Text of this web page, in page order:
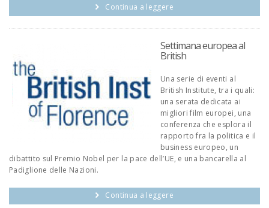
Continua a leggere
Settimana europea al
British
Una serie di eventi al
British Institute, tra i quali:
una serata dedicata ai
migliori film europei, una
conferenza che esplora il
rapporto fra la politica e il
business europeo, un
dibattito sul Premio Nobel per la pace dell’UE, e una bancarella al
Padiglione delle Nazioni.
Continua a leggere